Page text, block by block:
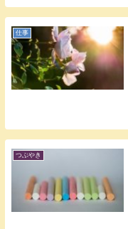
仕事
つぶやき